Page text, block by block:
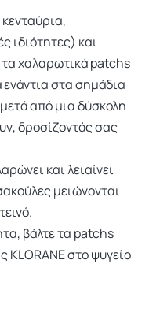
ιδιότητες) και
χαλαρωτικά patchs
στα σημάδια
από μια δύσκολη
δροσίζοντάς σας
και λειαίνει
μειώνονται
βάλτε τα patchs
KLORANE στο ψυγείο